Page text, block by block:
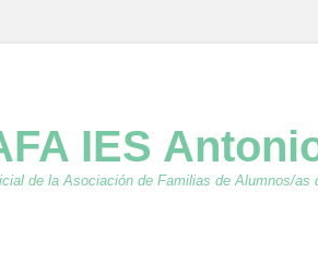
IES
de la Asociación de Familias de Alumnos/